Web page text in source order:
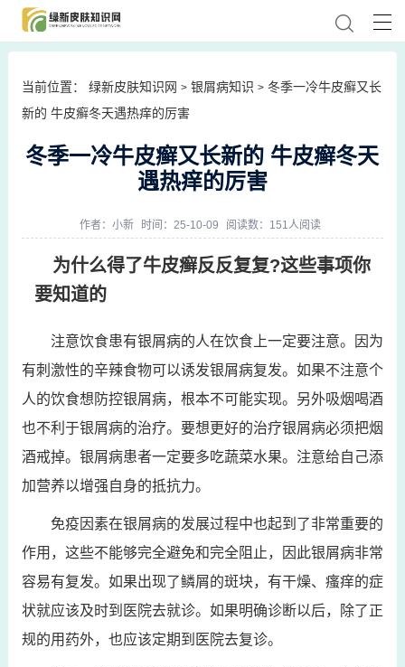
当前位置： 绿新皮肤知识网 > 银屑病知识 > 冬季一冷牛皮癣又长
新的 牛皮癣冬天遇热痒的厉害
冬季一冷牛皮癣又长新的 牛皮癣冬天
遇热痒的厉害
作者： 小新 时间：25-10-09 阅读数：151人阅读
为什么得了牛皮癣反反复复?这些事项你
要知道的
注意饮食患有银屑病的人在饮食上一定要注意。因为
有刺激性的辛辣食物可以诱发银屑病复发。如果不注意个
人的饮食想防控银屑病，根本不可能实现。另外吸烟喝酒
也不利于银屑病的治疗。要想更好的治疗银屑病必须把烟
酒戒掉。银屑病患者一定要多吃蔬菜水果。注意给自己添
加营养以增强自身的抵抗力。
免疫因素在银屑病的发展过程中也起到了非常重要的
作用，这些不能够完全避免和完全阻止，因此银屑病非常
容易有复发。如果出现了鳞屑的斑块，有干燥、瘙痒的症
状就应该及时到医院去就诊。如果明确诊断以后，除了正
规的用药外，也应该定期到医院去复诊。